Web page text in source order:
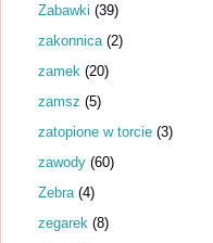
Zabawki (39)
zakonnica (2)
zamek (20)
zamsz (5)
zatopione w torcie (3)
zawody (60)
Zebra (4)
zegarek (8)